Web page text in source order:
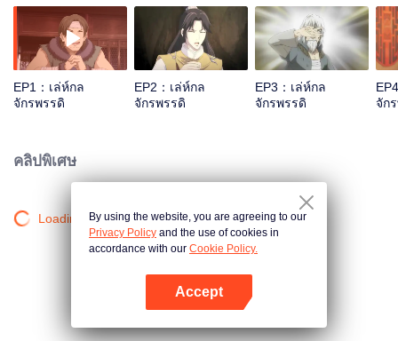
ขององค์ชายใหญ่ไม่พอใจเป็นอย่างมาก ฉู่เยวียนจะรับมือกับตระกูลหลิวได้หรือไม่
การต่อสู้บนเส้นทางจักรพรรดิจะดำเนินไปอย่างไร?
EP1：เล่ห์กล
จักรพรรดิ
EP2：เล่ห์กล
จักรพรรดิ
EP3：เล่ห์กล
จักรพรรดิ
จัก
คลิปพิเศษ
Loading…By using the website, you are agreeing to our
Privacy Policy and the use of cookies in
accordance with our Cookie Policy.
Accept